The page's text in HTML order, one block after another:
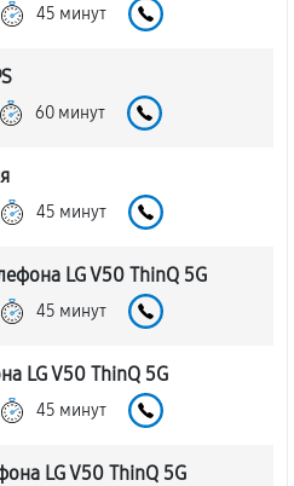
45 минут
60 минут
45 минут
LG V50 ThinQ 5G
45 минут
LG V50 ThinQ 5G
45 минут
LG V50 ThinQ 5G